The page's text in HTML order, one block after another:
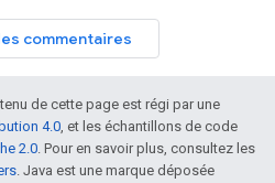
commentaires
de cette page est régi par une
4.0, et les échantillons de code
2.0. Pour en savoir plus, consultez les
. Java est une marque déposée